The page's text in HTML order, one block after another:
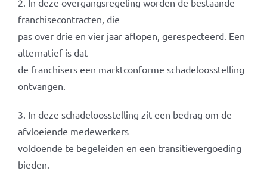
2. In deze overgangsregeling worden de bestaande
franchisecontracten, die
pas over drie en vier jaar aflopen, gerespecteerd. Een
alternatief is dat
de franchisers een marktconforme schadeloosstelling
ontvangen.
3. In deze schadeloosstelling zit een bedrag om de
afvloeiende medewerkers
voldoende te begeleiden en een transitievergoeding
bieden.